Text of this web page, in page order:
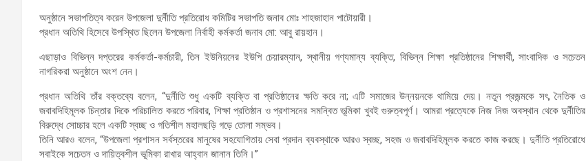
অনুষ্ঠানে সভাপতিত্ব করেন উপজেলা দুর্নীতি প্রতিরোধ কমিটির সভাপতি জনাব মোঃ শাহজাহান পাটোয়ারী।
প্রধান অতিথি হিসেবে উপস্থিত ছিলেন উপজেলা নির্বাহী কর্মকর্তা জনাব মো: আবু রায়হান।
এছাড়াও বিভিন্ন দপ্তরের কর্মকর্তা-কর্মচারী, তিন ইউনিয়নের ইউপি চেয়ারম্যান, স্থানীয় গণ্যমান্য ব্যক্তি, বিভিন্ন শিক্ষা প্রতিষ্ঠানের শিক্ষার্থী, সাংবাদিক ও সচেতন
নাগরিকরা অনুষ্ঠানে অংশ নেন।
প্রধান অতিথি তাঁর বক্তব্যে বলেন, “দুর্নীতি শুধু একটি ব্যক্তি বা প্রতিষ্ঠানের ক্ষতি করে না; এটি সমাজের উন্নয়নকে থামিয়ে দেয়। নতুন প্রজন্মকে সৎ, নৈতিক ও
জবাবদিহিমূলক চিন্তার দিকে পরিচালিত করতে পরিবার, শিক্ষা প্রতিষ্ঠান ও প্রশাসনের সমন্বিত ভূমিকা খুবই গুরুত্বপূর্ণ। আমরা প্রত্যেকে নিজ নিজ অবস্থান থেকে দুর্নীতির
বিরুদ্ধে সোচ্চার হলে একটি স্বচ্ছ ও গতিশীল মহালছড়ি গড়ে তোলা সম্ভব।
তিনি আরও বলেন, “উপজেলা প্রশাসন সর্বস্তরের মানুষের সহযোগিতায় সেবা প্রদান ব্যবস্থাকে আরও স্বচ্ছ, সহজ ও জবাবদিহিমূলক করতে কাজ করছে। দুর্নীতি প্রতিরোধে
সবাইকে সচেতন ও দায়িত্বশীল ভূমিকা রাখার আহ্বান জানান তিনি।”